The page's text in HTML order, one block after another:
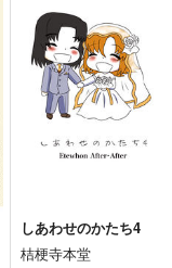
しあわせのかたち4
桔梗寺本堂